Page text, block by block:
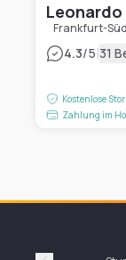
Frankfurt-Süd
4.3/5|31
Kostenlose
Zahlung im